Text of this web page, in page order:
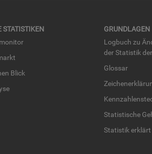
STA­TIS­TI­KEN
Blick
GRUND­LA­GEN
Log­buch zu
der Sta­tis­tik
Glos­sar
Sta­tis­ti­sche
Sta­tis­tik er­klärt